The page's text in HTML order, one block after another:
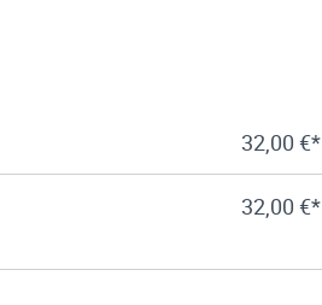
32,00 €*
32,00 €*